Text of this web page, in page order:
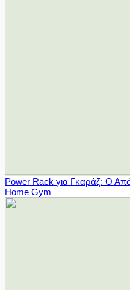
Power Rack για Γκαράζ: Ο
Home Gym